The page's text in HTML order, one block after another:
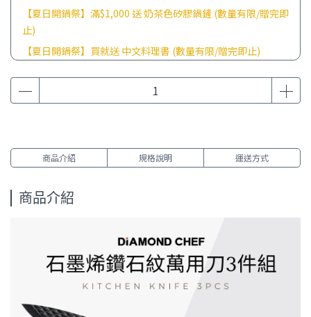
【夏日開鍋祭】滿$1,000 送 奶茶色矽膠鍋鏟 (數量有限/贈完即
止)
【夏日開鍋祭】買就送 中文料理書 (數量有限/贈完即止)
商品介紹 規格說明 運送方式
商品介紹